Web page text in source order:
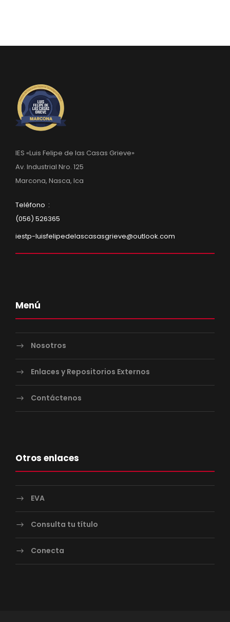
IES «Luis Felipe de las Casas Grieve»
Av. Industrial Nro. 125
Marcona, Nasca, Ica
Teléfono :
(056) 526365
iestp-luisfelipedelascasasgrieve@outlook.com
Menú
Nosotros
Enlaces y Repositorios Externos
Contáctenos
Otros enlaces
EVA
Consulta tu título
Conecta